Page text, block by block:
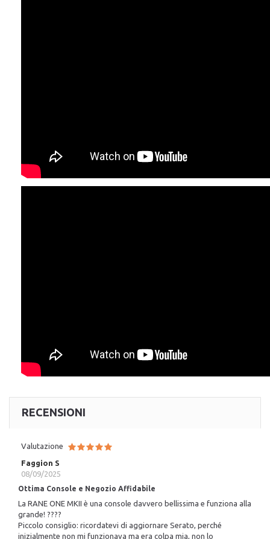
RECENSIONI
Valutazione
Faggion S
08/09/2025
Ottima Console e Negozio Affidabile
La RANE ONE MKII è una console davvero bellissima e funziona alla
grande! ????
Piccolo consiglio: ricordatevi di aggiornare Serato, perché
inizialmente non mi funzionava ma era colpa mia, non lo